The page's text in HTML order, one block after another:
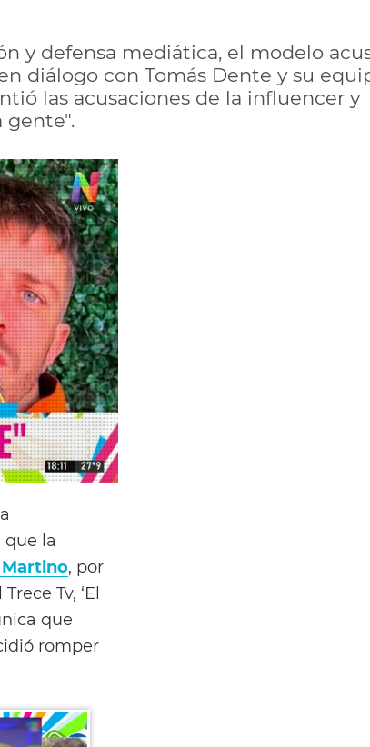
y defensa mediática, el modelo
diálogo con Tomás Dente y su
las acusaciones de la influencer y
gente".
la
, por
Tv, ‘El
que
romper